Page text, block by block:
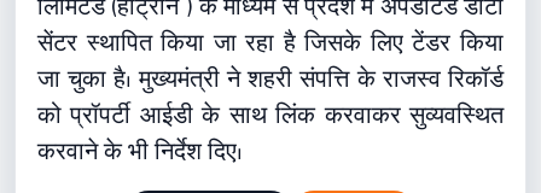
किसी भी तहसील में 15 दिन से पुराना कोई आवेदन लंबित
नहीं है। सरकार भूमि अभिलेखों के 100 प्रतिशत
डिजिटलीकरण, जियो-टैगिंग, यूनिक लैंड पार्सल नंबर,
प्रॉपर्टी आईडी लिंकिंग और आधुनिक डाटा सेंटर पर काम
कर रही है। सभी जिलों में एआई आधारित फायर कमांड